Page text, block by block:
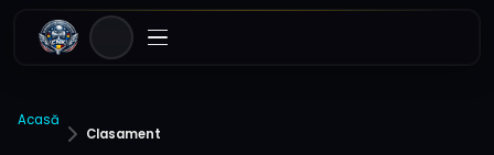
Acasă
Clasament